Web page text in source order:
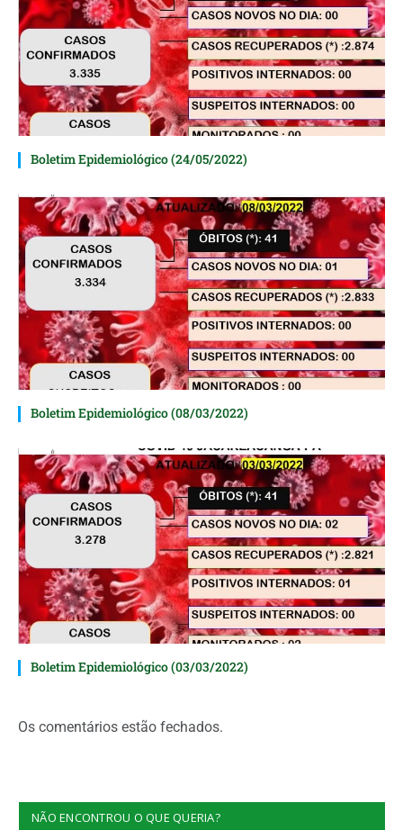
Boletim Epidemiológico (24/05/2022)
Boletim Epidemiológico (08/03/2022)
Boletim Epidemiológico (03/03/2022)
Os comentários estão fechados.
NÃO ENCONTROU O QUE QUERIA?